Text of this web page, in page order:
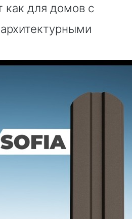
как для домов с